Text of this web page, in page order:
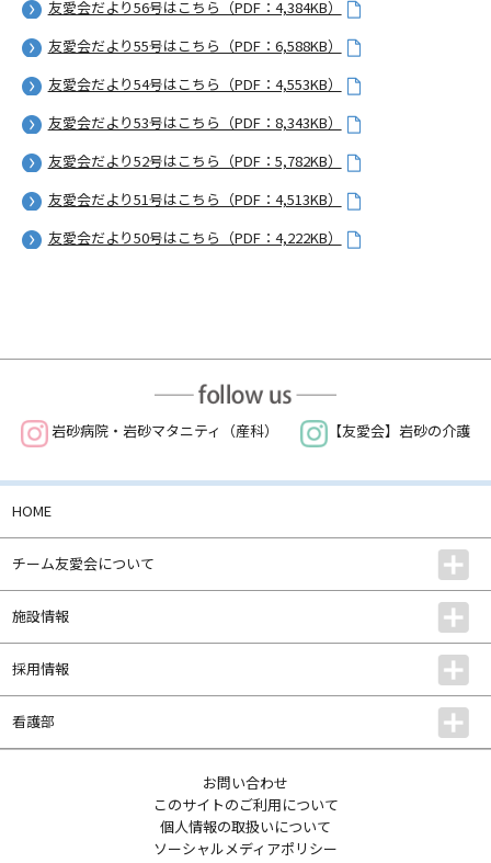
友愛会だより56号はこちら（PDF：4,384KB）
友愛会だより55号はこちら（PDF：6,588KB）
友愛会だより54号はこちら（PDF：4,553KB）
友愛会だより53号はこちら（PDF：8,343KB）
友愛会だより52号はこちら（PDF：5,782KB）
友愛会だより51号はこちら（PDF：4,513KB）
友愛会だより50号はこちら（PDF：4,222KB）
岩砂病院・岩砂マタニティ（産科） 【友愛会】岩砂の介護
HOME
チーム友愛会について
施設情報
採用情報
看護部
お問い合わせ
このサイトのご利用について
個人情報の取扱いについて
ソーシャルメディアポリシー